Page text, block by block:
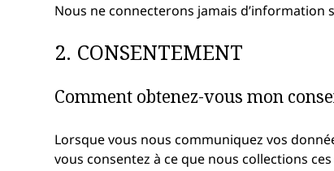
Nous ne connecterons jamais
2. CONSENTEMENT
Comment obtenez-vous mon
Lorsque vous nous communiquez vos
vous consentez à ce que nous collections